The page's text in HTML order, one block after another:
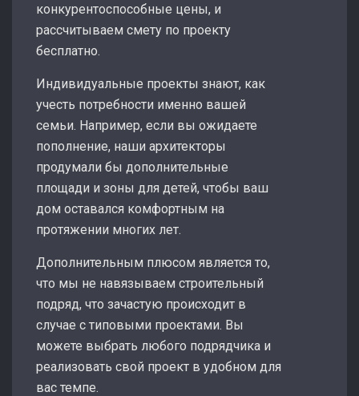
конкурентоспособные цены, и
рассчитываем смету по проекту
бесплатно.
Индивидуальные проекты знают, как
учесть потребности именно вашей
семьи. Например, если вы ожидаете
пополнение, наши архитекторы
продумали бы дополнительные
площади и зоны для детей, чтобы ваш
дом оставался комфортным на
протяжении многих лет.
Дополнительным плюсом является то,
что мы не навязываем строительный
подряд, что зачастую происходит в
случае с типовыми проектами. Вы
можете выбрать любого подрядчика и
реализовать свой проект в удобном для
вас темпе.